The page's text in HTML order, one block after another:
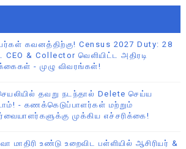
கவனத்திற்கு! Census 2027 Duty: 28
CEO & Collector வெளியிட்ட அதிரடி
- முழு விவரங்கள்!
தவறு நடந்தால் Delete செய்ய
- கணக்கெடுப்பாளர்கள் மற்றும்
முக்கிய எச்சரிக்கை!
மாதிரி உண்டு உறைவிட பள்ளியில் ஆசிரியர் &